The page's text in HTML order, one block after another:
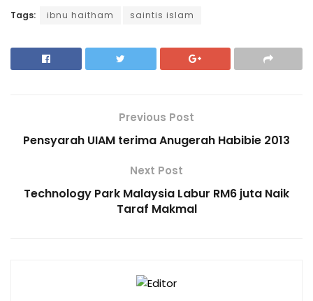
Tags: ibnu haitham saintis islam
Previous Post
Pensyarah UIAM terima Anugerah Habibie 2013
Next Post
Technology Park Malaysia Labur RM6 juta Naik
Taraf Makmal